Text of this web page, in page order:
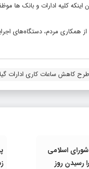
اینکه کلیه ادارات و بانک
از همکاری مردم،
طرح کاهش ساعات کاری ادارات
شورای اسلامی
رسیدن روز